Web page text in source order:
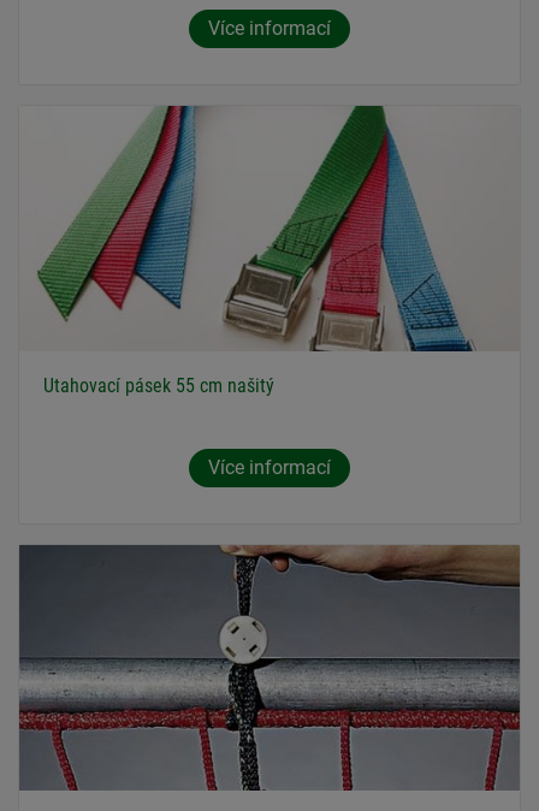
Více informací
Utahovací pásek 55 cm našitý
Více informací